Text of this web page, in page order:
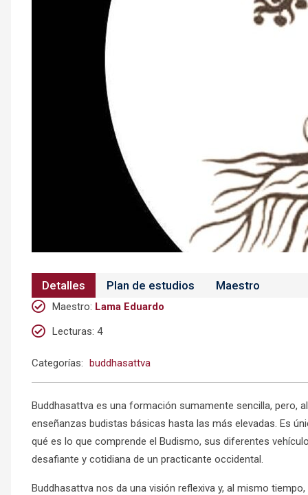
Detalles Plan de estudios Maestro
Maestro: Lama Eduardo
Lecturas: 4
Categorías: buddhasattva
Buddhasattva es una formación sumamente sencilla, pero,
enseñanzas budistas básicas hasta las más elevadas. Es
qué es lo que comprende el Budismo, sus diferentes
desafiante y cotidiana de un practicante occidental.
Buddhasattva nos da una visión reflexiva y, al mismo